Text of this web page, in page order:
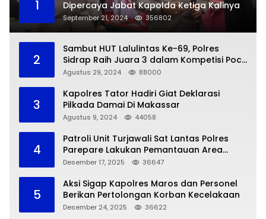
1
Dipercaya Jabat Kapolda Ketiga Kalinya
September 21, 2024 356802
2
Sambut HUT Lalulintas Ke-69, Polres
Sidrap Raih Juara 3 dalam Kompetisi Pocil
Zona 5
Agustus 29, 2024 88000
3
Kapolres Tator Hadiri Giat Deklarasi
Pilkada Damai Di Makassar
Agustus 9, 2024 44058
4
Patroli Unit Turjawali Sat Lantas Polres
Parepare Lakukan Pemantauan Area
Larangan Parkir
Desember 17, 2025 36647
5
Aksi Sigap Kapolres Maros dan Personel
Berikan Pertolongan Korban Kecelakaan
Desember 24, 2025 36622